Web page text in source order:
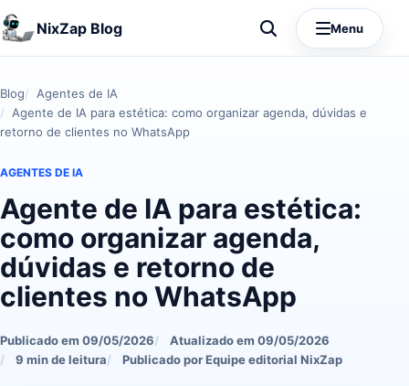
NixZap Blog Menu
Blog
Agentes de IA
Agente de IA para estética: como organizar agenda, dúvidas e
retorno de clientes no WhatsApp
AGENTES DE IA
Agente de IA para estética:
como organizar agenda,
dúvidas e retorno de
clientes no WhatsApp
Publicado em 09/05/2026
Atualizado em 09/05/2026
9 min de leitura
Publicado por Equipe editorial NixZap